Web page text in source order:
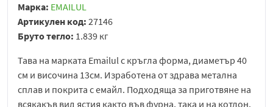
Марка: EMAILUL
Артикулен код: 27146
Бруто тегло: 1.839 кг
Тава на марката Emailul с кръгла форма, диаметър 40
см и височина 13см. Изработена от здрава метална
сплав и покрита с емайл. Подходяща за приготвяне на
всякакъв вид ястия както във фурна, така и на котлон.